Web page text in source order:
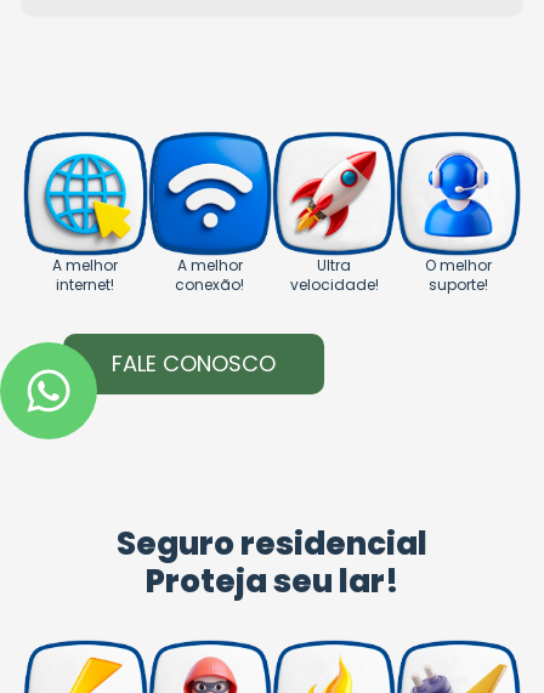
A melhor
internet!
A melhor
conexão!
Ultra
velocidade!
O melhor
suporte!
FALE CONOSCO
Seguro residencial
Proteja seu lar!